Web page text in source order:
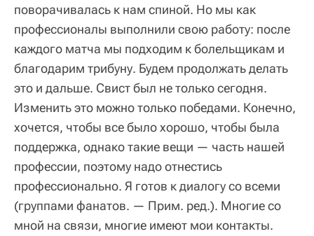
поворачивалась к нам спиной. Но мы как
профессионалы выполнили свою работу: после
каждого матча мы подходим к болельщикам и
благодарим трибуну. Будем продолжать делать
это и дальше. Свист был не только сегодня.
Изменить это можно только победами. Конечно,
хочется, чтобы все было хорошо, чтобы была
поддержка, однако такие вещи — часть нашей
профессии, поэтому надо отнестись
профессионально. Я готов к диалогу со всеми
(группами фанатов. — Прим. ред.). Многие со
мной на связи, многие имеют мои контакты.